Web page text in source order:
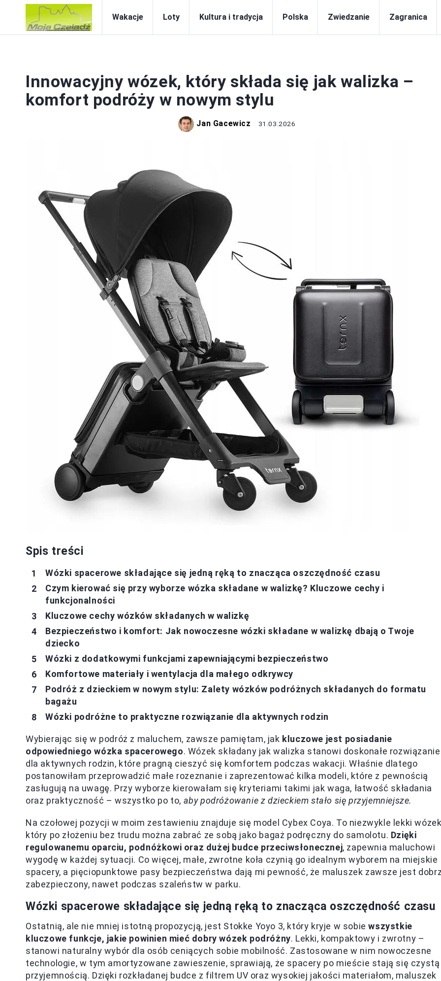
Wakacje Loty Kultura i tradycja Polska Zwiedzanie Zagranica
Innowacyjny wózek, który składa się jak walizka –
komfort podróży w nowym stylu
Jan Gacewicz 31.03.2026
Spis treści
Wózki spacerowe składające się jedną ręką to znacząca oszczędność czasu
Czym kierować się przy wyborze wózka składane w walizkę? Kluczowe cechy i
funkcjonalności
Kluczowe cechy wózków składanych w walizkę
Bezpieczeństwo i komfort: Jak nowoczesne wózki składane w walizkę dbają o Twoje
dziecko
Wózki z dodatkowymi funkcjami zapewniającymi bezpieczeństwo
Komfortowe materiały i wentylacja dla małego odkrywcy
Podróż z dzieckiem w nowym stylu: Zalety wózków podróżnych składanych do formatu
bagażu
Wózki podróżne to praktyczne rozwiązanie dla aktywnych rodzin
Wybierając się w podróż z maluchem, zawsze pamiętam, jak kluczowe jest posiadanie
odpowiedniego wózka spacerowego. Wózek składany jak walizka stanowi doskonałe rozwiązanie
dla aktywnych rodzin, które pragną cieszyć się komfortem podczas wakacji. Właśnie dlatego
postanowiłam przeprowadzić małe rozeznanie i zaprezentować kilka modeli, które z pewnością
zasługują na uwagę. Przy wyborze kierowałam się kryteriami takimi jak waga, łatwość składania
oraz praktyczność – wszystko po to, aby podróżowanie z dzieckiem stało się przyjemniejsze.
Na czołowej pozycji w moim zestawieniu znajduje się model Cybex Coya. To niezwykle lekki
który po złożeniu bez trudu można zabrać ze sobą jako bagaż podręczny do samolotu. Dzięki
regulowanemu oparciu, podnóżkowi oraz dużej budce przeciwsłonecznej, zapewnia maluchowi
wygodę w każdej sytuacji. Co więcej, małe, zwrotne koła czynią go idealnym wyborem na miejskie
spacery, a pięciopunktowe pasy bezpieczeństwa dają mi pewność, że maluszek zawsze jest
zabezpieczony, nawet podczas szaleństw w parku.
Wózki spacerowe składające się jedną ręką to znacząca oszczędność czasu
Ostatnią, ale nie mniej istotną propozycją, jest Stokke Yoyo 3, który kryje w sobiewszystkie
kluczowe funkcje, jakie powinien mieć dobry wózek podróżny. Lekki, kompaktowy i zwrotny –
stanowi naturalny wybór dla osób ceniących sobie mobilność. Zastosowane w nim nowoczesne
technologie, w tym amortyzowane zawieszenie, sprawiają, że spacery po mieście stają się czystą
przyjemnością. Dzięki rozkładanej budce z filtrem UV oraz wysokiej jakości materiałom, maluszek